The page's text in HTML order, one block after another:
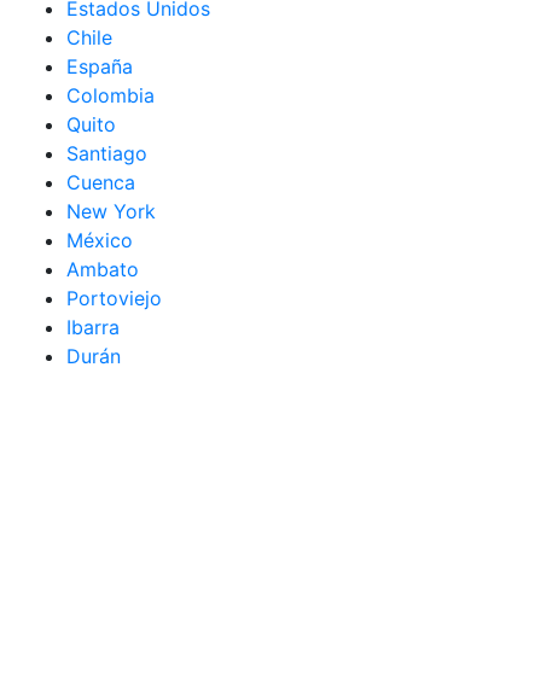
Estados Unidos
Chile
España
Colombia
Quito
Santiago
Cuenca
New York
México
Ambato
Portoviejo
Ibarra
Durán